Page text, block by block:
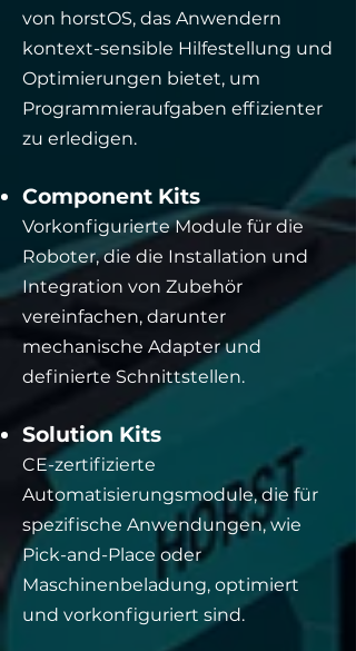
von horstOS, das Anwendern
kontext-sensible Hilfestellung und
Optimierungen bietet, um
Programmieraufgaben effizienter
zu erledigen.
Component Kits
Vorkonfigurierte Module für die
Roboter, die die Installation und
Integration von Zubehör
vereinfachen, darunter
mechanische Adapter und
definierte Schnittstellen.
Solution Kits
CE-zertifizierte
Automatisierungsmodule, die für
spezifische Anwendungen, wie
Pick-and-Place oder
Maschinenbeladung, optimiert
und vorkonfiguriert sind.